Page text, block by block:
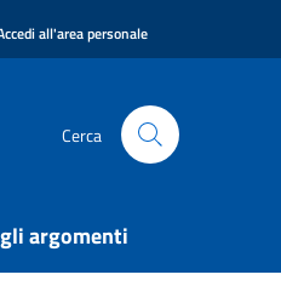
all'area personale
Cerca
argomenti